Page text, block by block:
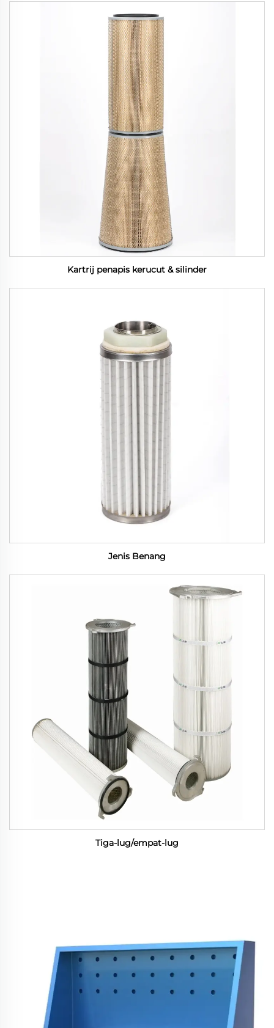
Kartrij penapis kerucut & silinder
Jenis Benang
Tiga-lug/empat-lug